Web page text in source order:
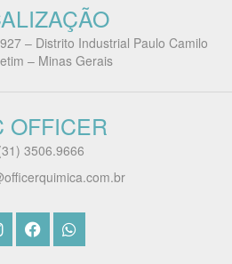
– Distrito Industrial Paulo Camilo
– Minas Gerais
OFFICER
3506.9666